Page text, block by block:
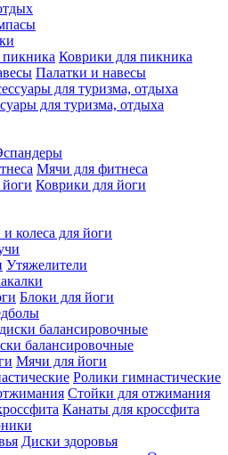
Коврики для пикника
Палатки и навесы
для туризма, отдыха
Мячи для фитнеса
Коврики для йоги
колеса для йоги
Утяжелители
Блоки для йоги
балансировочные
Мячи для йоги
Ролики гимнастические
Стойки для отжимания
Канаты для кроссфита
Диски здоровья